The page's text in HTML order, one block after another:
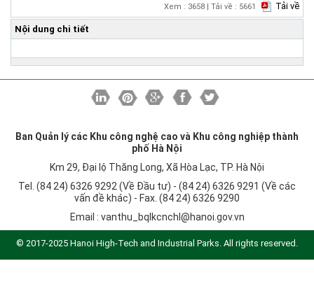
Lao động
Môi trường
Quy hoạch - Xây dựng
Công nghệ và Sản phẩm
Liên hệ
Xem : 3658 | Tải về : 5661 Tải về
Nội dung chi tiết
Ban Quản lý các Khu công nghệ cao và Khu công nghiệp thành
phố Hà Nội
Km 29, Đại lộ Thăng Long, Xã Hòa Lạc, TP. Hà Nội
Tel. (84 24) 6326 9292 (Về Đầu tư) - (84 24) 6326 9291 (Về các
vấn đề khác) - Fax. (84 24) 6326 9290
Email : vanthu_bqlkcnchl@hanoi.gov.vn
© 2017-2025 Hanoi High-Tech and Industrial Parks. All rights reserved.